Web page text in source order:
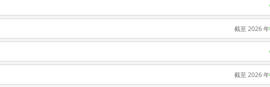
截至 2026 年
截至 2026 年